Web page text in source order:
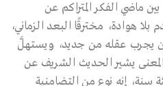
ماضي الفكر المتراكم عن
بلا هوادة، مخترقًا البعد الزماني،
أن يجرب عقله من جديد، ويستهلَّ
يشير الحديث الشريف عن
سنة، إنه نوع من التضامنية